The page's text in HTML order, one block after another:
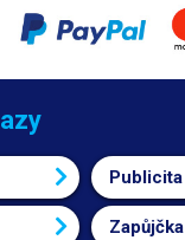
Publicita
Zapůjčka